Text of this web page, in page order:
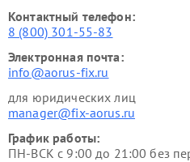
Контактный телефон:
8 (800) 301-55-83
Электронная почта:
info@aorus-fix.ru
для юридических лиц
manager@fix-aorus.ru
График работы:
ПН-ВСК с 9:00 до 21:00 без